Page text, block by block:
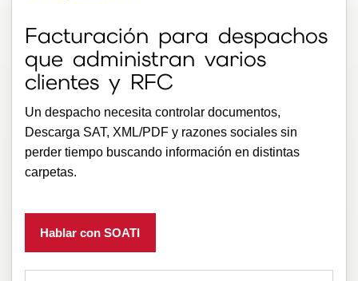
Facturación para despachos
que administran varios
clientes y RFC
Un despacho necesita controlar documentos,
Descarga SAT, XML/PDF y razones sociales sin
perder tiempo buscando información en distintas
carpetas.
Hablar con SOATI